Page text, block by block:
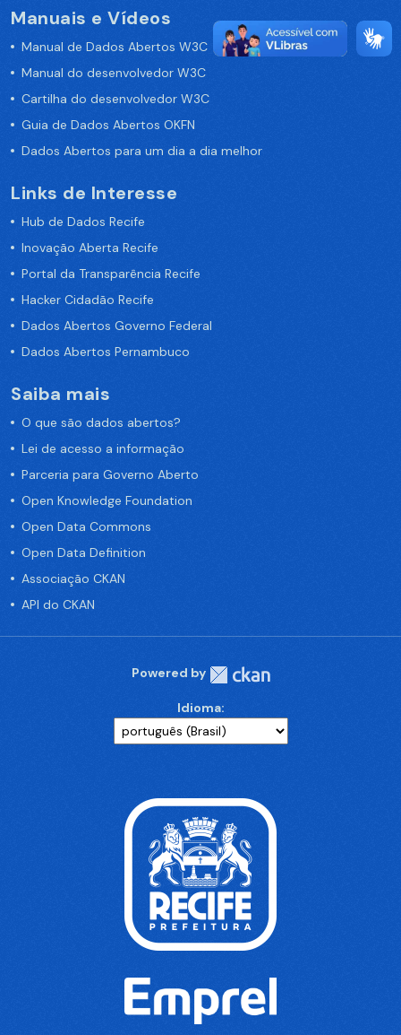
Manuais e Vídeos
Manual de Dados Abertos W3C
Manual do desenvolvedor W3C
Cartilha do desenvolvedor W3C
Guia de Dados Abertos OKFN
Dados Abertos para um dia a dia melhor
Links de Interesse
Hub de Dados Recife
Inovação Aberta Recife
Portal da Transparência Recife
Hacker Cidadão Recife
Dados Abertos Governo Federal
Dados Abertos Pernambuco
Saiba mais
O que são dados abertos?
Lei de acesso a informação
Parceria para Governo Aberto
Open Knowledge Foundation
Open Data Commons
Open Data Definition
Associação CKAN
API do CKAN
Powered by
Idioma